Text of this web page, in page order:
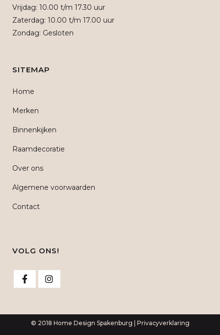
Vrijdag: 10.00 t/m 17.30 uur
Zaterdag: 10.00 t/m 17.00 uur
Zondag: Gesloten
SITEMAP
Home
Merken
Binnenkijken
Raamdecoratie
Over ons
Algemene voorwaarden
Contact
VOLG ONS!
© 2018 Home Design Spakenburg | Privacyverklaring